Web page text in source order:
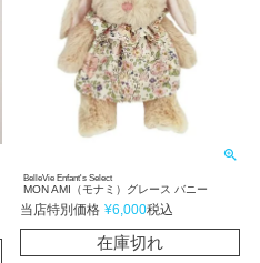
BelleVie Enfant's Select
MON AMI（モナミ）グレース バニー
当店特別価格 ¥6,000税込
在庫切れ